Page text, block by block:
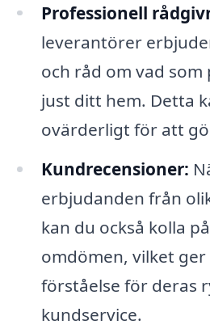
Professionell
leverantörer
och råd om vad
just ditt hem. Detta
ovärderligt för att
Kundrecensioner:
erbjudanden från
kan du också kolla
omdömen, vilket
förståelse för deras
kundservice.